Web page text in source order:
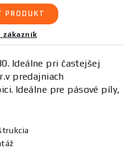
PRODUKT
zákazník
Ideálne pri častejšej
predajniach
Ideálne pre pásové píly,